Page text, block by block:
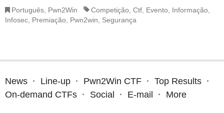
Português Pwn2Win Competição Ctf Evento Informação
Infosec Premiação Pwn2win Segurança
News Line-up Pwn2Win CTF
Top Results
On-demand CTFs
Social E-mail More